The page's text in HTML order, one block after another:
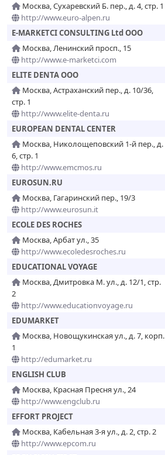
Москва, Сухаревский Б. пер., д. 4, стр. 1
http://www.euro-alpen.ru
E-MARKETCI CONSULTING Ltd ООО
Москва, Ленинский просп., 15
http://www.e-marketci.com
ELITE DENTA ООО
Москва, Астраханский пер., д. 10/36,
стр. 1
http://www.elite-denta.ru
EUROPEAN DENTAL CENTER
Москва, Николощеповский 1-й пер., д.
6, стр. 1
http://www.emcmos.ru
EUROSUN.RU
Москва, Гагаринский пер., 19/3
http://www.eurosun.it
ECOLE DES ROCHES
Москва, Арбат ул., 35
http://www.ecoledesroches.ru
EDUCATIONAL VOYAGE
Москва, Дмитровка М. ул., д. 12/1, стр.
2
http://www.educationvoyage.ru
EDUMARKET
Москва, Новощукинская ул., д. 7, корп.
1
http://edumarket.ru
ENGLISH CLUB
Москва, Красная Пресня ул., 24
http://www.engclub.ru
EFFORT PROJECT
Москва, Кабельная 3-я ул., д. 2, стр. 2
http://www.epcom.ru